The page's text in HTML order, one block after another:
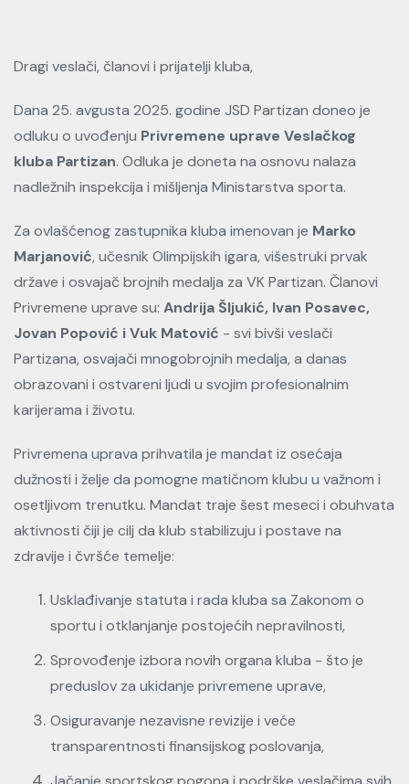
Dragi veslači, članovi i prijatelji kluba,
Dana 25. avgusta 2025. godine JSD Partizan doneo je
odluku o uvođenju Privremene uprave Veslačkog
kluba Partizan. Odluka je doneta na osnovu nalaza
nadležnih inspekcija i mišljenja Ministarstva sporta.
Za ovlašćenog zastupnika kluba imenovan je Marko
Marjanović, učesnik Olimpijskih igara, višestruki prvak
države i osvajač brojnih medalja za VK Partizan. Članovi
Privremene uprave su: Andrija Šljukić, Ivan Posavec,
Jovan Popović i Vuk Matović - svi bivši veslači
Partizana, osvajači mnogobrojnih medalja, a danas
obrazovani i ostvareni ljudi u svojim profesionalnim
karijerama i životu.
Privremena uprava prihvatila je mandat iz osećaja
dužnosti i želje da pomogne matičnom klubu u važnom i
osetljivom trenutku. Mandat traje šest meseci i obuhvata
aktivnosti čiji je cilj da klub stabilizuju i postave na
zdravije i čvršće temelje:
Usklađivanje statuta i rada kluba sa Zakonom o
sportu i otklanjanje postojećih nepravilnosti,
Sprovođenje izbora novih organa kluba - što je
preduslov za ukidanje privremene uprave,
Osiguravanje nezavisne revizije i veće
transparentnosti finansijskog poslovanja,